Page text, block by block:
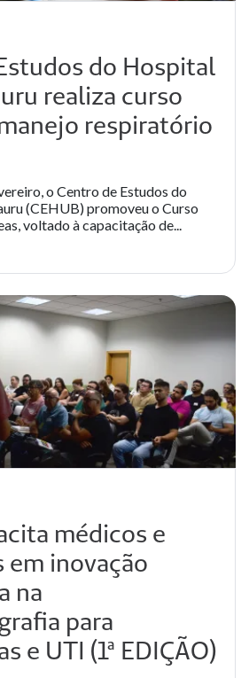
do Hospital
realiza curso
respiratório
o Centro de Estudos do
(CEHUB) promoveu o Curso
voltado à capacitação de...
médicos e
inovação
na
para
e UTI (1ª EDIÇÃO)